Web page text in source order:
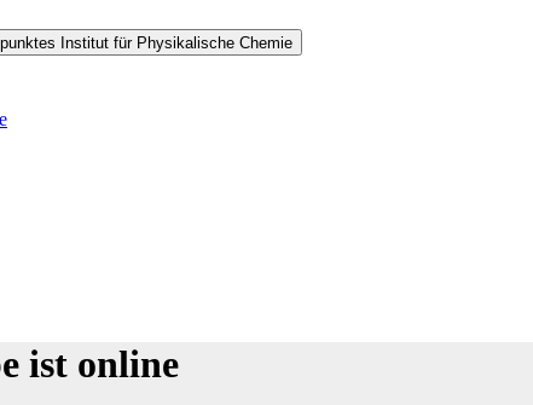
Institut für Physikalische Chemie
ist online